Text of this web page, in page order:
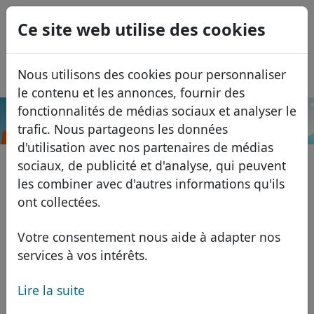
Ce site web utilise des cookies
Nous utilisons des cookies pour personnaliser
le contenu et les annonces, fournir des
fonctionnalités de médias sociaux et analyser le
trafic. Nous partageons les données
d'utilisation avec nos partenaires de médias
sociaux, de publicité et d'analyse, qui peuvent
les combiner avec d'autres informations qu'ils
ont collectées.
Votre consentement nous aide à adapter nos
services à vos intérêts.
Lire la suite
Domaines
Base de données de domaines
Domaines africains
Domaines européens
Domaines nord-américains
Liste des prix
Transférer
Recherche
ID Protect
WHOIS
FAQ
Blog
USD
EUR
GBP
Español
Italiano
Português
Română
Eesti
.accountant Recherche